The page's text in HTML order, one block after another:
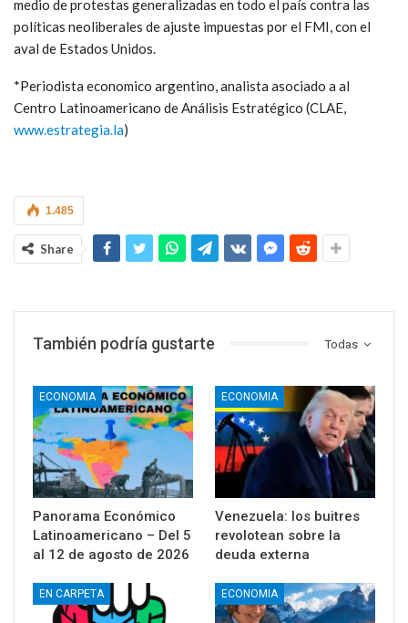
medio de protestas generalizadas en todo el país contra las
políticas neoliberales de ajuste impuestas por el FMI, con el
aval de Estados Unidos.
*Periodista economico argentino, analista asociado a al
Centro Latinoamericano de Análisis Estratégico (CLAE,
www.estrategia.la)
1.485
Share
Todas
También podría gustarte
ECONOMIA
Panorama Económico
Latinoamericano – Del 5
al 12 de agosto de 2026
ECONOMIA
Venezuela: los buitres
revolotean sobre la
deuda externa
EN CARPETA ECONOMIA